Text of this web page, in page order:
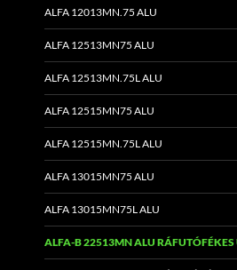
ALFA 12013MN.75 ALU
ALFA 12513MN75 ALU
ALFA 12513MN.75L ALU
ALFA 12515MN75 ALU
ALFA 12515MN.75L ALU
ALFA 13015MN75 ALU
ALFA 13015MN75L ALU
ALFA-B 22513MN ALU